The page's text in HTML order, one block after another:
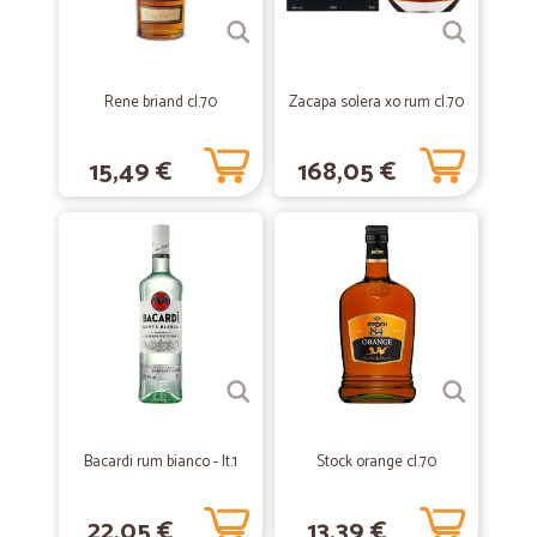
Servizio sempre veloce e preciso
10/02/2021
Sandra V.
seri ed affidabili, consegne ultraveloci. Un piacere ordinare sul loro
—
Servizio di consegna puntuale e…
Servizio di consegna puntuale e accurato.
—Trustpilot
Top come al solito, veloci puntuali. Trovo tutti i prodotti di marca che
loCkdown. GRANDI.
Rene briand cl.70
15,49 €
Zacapa solera xo rum cl.70
168,05 €
Bacardi rum bianco - lt.1 Stock orange cl.70